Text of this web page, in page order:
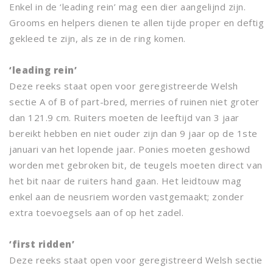
Enkel in de ‘leading rein’ mag een dier aangelijnd zijn.
Grooms en helpers dienen te allen tijde proper en deftig
gekleed te zijn, als ze in de ring komen.
‘leading rein’
Deze reeks staat open voor geregistreerde Welsh
sectie A of B of part-bred, merries of ruinen niet groter
dan 121.9 cm. Ruiters moeten de leeftijd van 3 jaar
bereikt hebben en niet ouder zijn dan 9 jaar op de 1ste
januari van het lopende jaar. Ponies moeten geshowd
worden met gebroken bit, de teugels moeten direct van
het bit naar de ruiters hand gaan. Het leidtouw mag
enkel aan de neusriem worden vastgemaakt; zonder
extra toevoegsels aan of op het zadel.
‘first ridden’
Deze reeks staat open voor geregistreerd Welsh sectie